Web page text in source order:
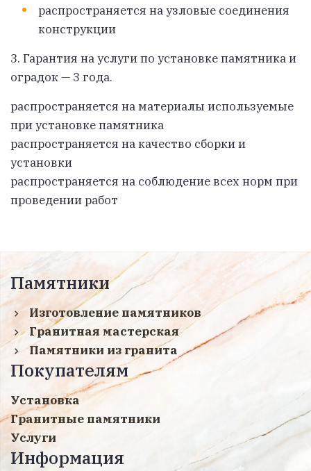
распространяется на узловые соединения
конструкции
3. Гарантия на услуги по установкепамятника и
оградок— 3 года.
распространяется на материалы используемые
при установке памятника
распространяется на качество сборки и
установки
распространяется на соблюдение всех норм при
проведении работ
Памятники
Изготовление памятников
Гранитная мастерская
Памятники из гранита
Покупателям
Установка
Гранитные памятники
Услуги
Информация